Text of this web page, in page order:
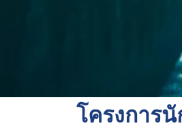
โครงการ